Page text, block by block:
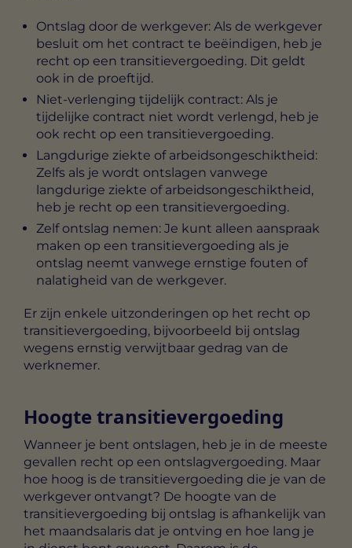
Ontslag door de werkgever: Als de werkgever
besluit om het contract te beëindigen, heb je
recht op een transitievergoeding. Dit geldt
ook in de proeftijd.
Niet-verlenging tijdelijk contract: Als je
tijdelijke contract niet wordt verlengd, heb je
ook recht op een transitievergoeding.
Langdurige ziekte of arbeidsongeschiktheid:
Zelfs als je wordt ontslagen vanwege
langdurige ziekte of arbeidsongeschiktheid,
heb je recht op een transitievergoeding.
Zelf ontslag nemen: Je kunt alleen aanspraak
maken op een transitievergoeding als je
ontslag neemt vanwege ernstige fouten of
nalatigheid van de werkgever.
Er zijn enkele uitzonderingen op het recht op
transitievergoeding, bijvoorbeeld bij ontslag
wegens ernstig verwijtbaar gedrag van de
werknemer.
Hoogte transitievergoeding
Wanneer je bent ontslagen, heb je in de meeste
gevallen recht op een ontslagvergoeding. Maar
hoe hoog is de transitievergoeding die je van de
werkgever ontvangt? De hoogte van de
transitievergoeding bij ontslag is afhankelijk van
het maandsalaris dat je ontving en hoe lang je